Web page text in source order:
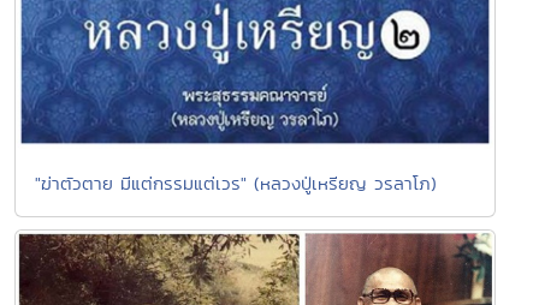
"ฆ่าตัวตาย มีแต่กรรมแต่เวร" (หลวงปู่เหรียญ วรลาโภ)